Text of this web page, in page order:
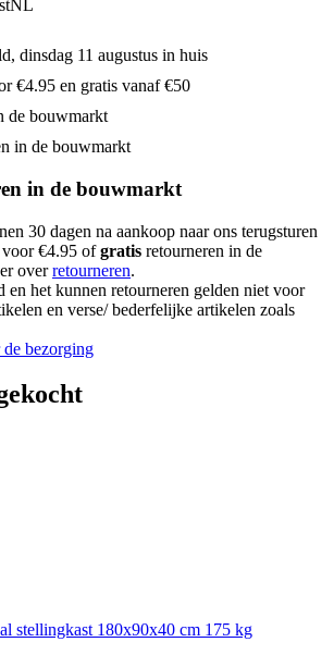
dinsdag 11 augustus in huis
€4.95 en gratis vanaf €50
de bouwmarkt
in de bouwmarkt
in de bouwmarkt
30 dagen na aankoop naar ons terugsturen
€4.95 ofgratis retourneren in de
overretourneren.
en het kunnen retourneren gelden niet voor
en verse/ bederfelijke artikelen zoals
bezorging
stellingkast 180x90x40 cm 175 kg